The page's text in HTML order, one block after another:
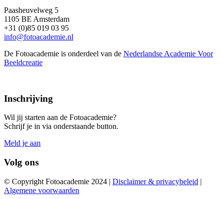
Paasheuvelweg 5
1105 BE Amsterdam
+31 (0)85 019 03 95
info@fotoacademie.nl
De Fotoacademie is onderdeel van de Nederlandse Academie Voor
Beeldcreatie
Inschrijving
Wil jij starten aan de Fotoacademie?
Schrijf je in via onderstaande button.
Meld je aan
Volg ons
© Copyright Fotoacademie 2024 | Disclaimer & privacybeleid |
Algemene voorwaarden